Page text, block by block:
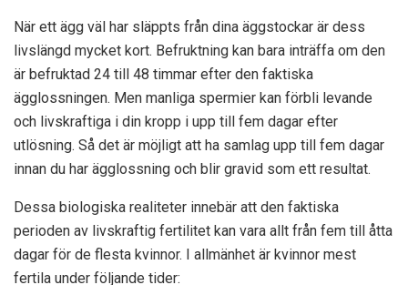
När ett ägg väl har släppts från dina äggstockar är dess
livslängd mycket kort. Befruktning kan bara inträffa om den
är befruktad 24 till 48 timmar efter den faktiska
ägglossningen. Men manliga spermier kan förbli levande
och livskraftiga i din kropp i upp till fem dagar efter
utlösning. Så det är möjligt att ha samlag upp till fem dagar
innan du har ägglossning och blir gravid som ett resultat.
Dessa biologiska realiteter innebär att den faktiska
perioden av livskraftig fertilitet kan vara allt från fem till åtta
dagar för de flesta kvinnor. I allmänhet är kvinnor mest
fertila under följande tider: